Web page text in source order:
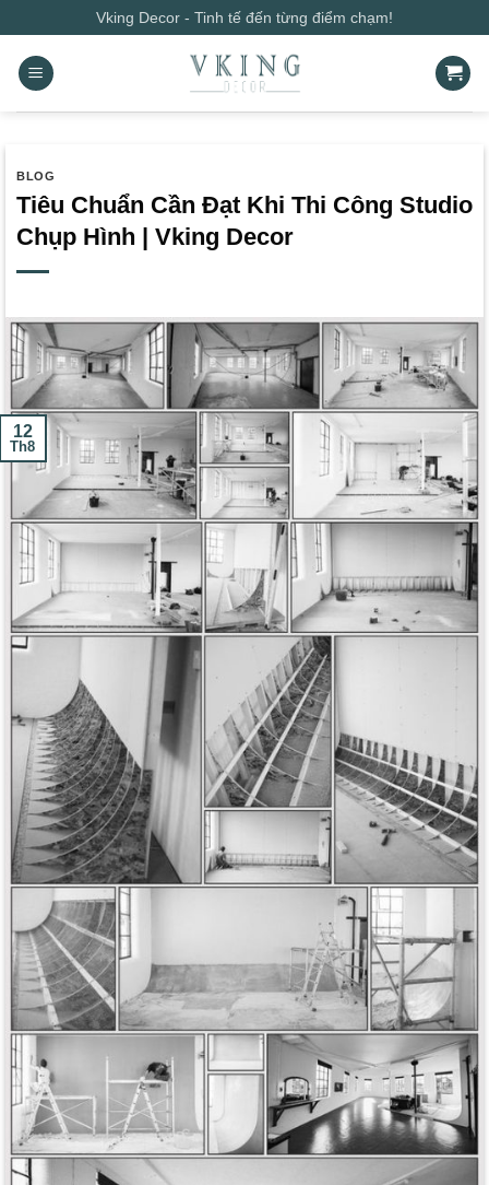
qua
nội
dung
Vking Decor - Tinh tế đến từng điểm chạm!
BLOG
Tiêu Chuẩn Cần Đạt Khi Thi Công Studio
Chụp Hình | Vking Decor
12
Th8